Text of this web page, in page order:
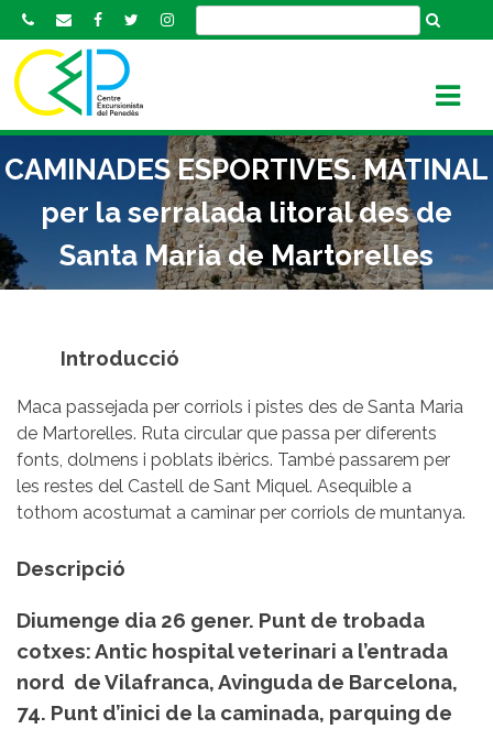
k
c
e
CAMINADES ESPORTIVES. MATINAL
per la serralada litoral des de
Santa Maria de Martorelles
Introducció
Maca passejada per corriols i pistes des de Santa Maria
de Martorelles. Ruta circular que passa per diferents
fonts, dolmens i poblats ibèrics. També passarem per
les restes del Castell de Sant Miquel. Asequible a
tothom acostumat a caminar per corriols de muntanya.
Descripció
Diumenge dia 26 gener. Punt de trobada
cotxes: Antic hospital veterinari a l’entrada
nord de Vilafranca, Avinguda de Barcelona,
74. Punt d’inici de la caminada, parquing de